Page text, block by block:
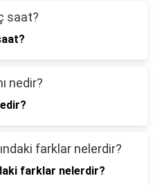
farklar nelerdir?